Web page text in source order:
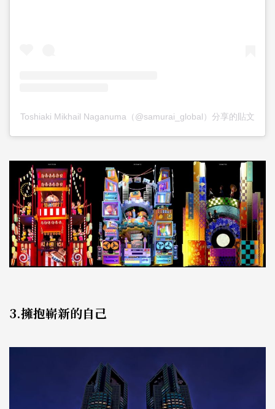
Toshiaki Mikhail Naganuma（@samurai_global）分享的貼文
3.擁抱嶄新的自己